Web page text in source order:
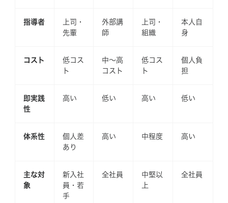
指導者
上司・
先輩
外部講
師
上司・
組織
本人自
身
コスト
低コス
ト
中〜高
コスト
低コス
ト
個人負
担
即実践
性
高い 低い 高い 低い
体系性
個人差
あり
高い 中程度 高い
主な対
象
新入社
員・若
手
全社員
中堅以
上
全社員